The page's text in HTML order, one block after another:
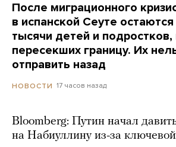
После миграционного
в испанской Сеуте
тысячи детей и подростков,
пересекших границу. Их
отправить назад
НОВОСТИ 17 часов назад
Bloomberg: Путин начал
на Набиуллину из-за